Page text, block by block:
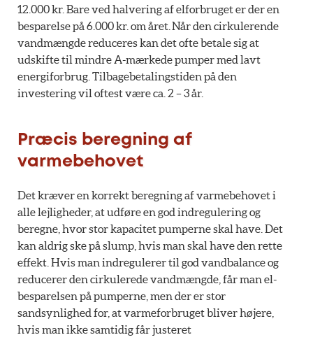
12.000 kr. Bare ved halvering af elforbruget er der en
besparelse på 6.000 kr. om året. Når den cirkulerende
vandmængde reduceres kan det ofte betale sig at
udskifte til mindre A-mærkede pumper med lavt
energiforbrug. Tilbagebetalingstiden på den
investering vil oftest være ca. 2 – 3 år.
Præcis beregning af
varmebehovet
Det kræver en korrekt beregning af varmebehovet i
alle lejligheder, at udføre en god indregulering og
beregne, hvor stor kapacitet pumperne skal have. Det
kan aldrig ske på slump, hvis man skal have den rette
effekt. Hvis man indregulerer til god vandbalance og
reducerer den cirkulerede vandmængde, får man el-
besparelsen på pumperne, men der er stor
sandsynlighed for, at varmeforbruget bliver højere,
hvis man ikke samtidig får justeret